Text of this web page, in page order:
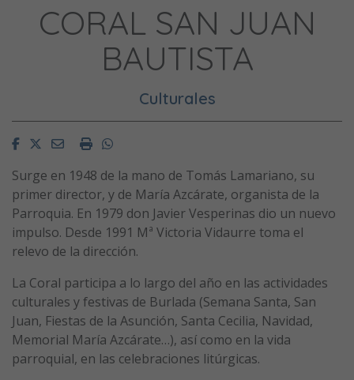
CORAL SAN JUAN
BAUTISTA
Culturales
FacebookTwitterEmailImprimirWhatsapp
Surge en 1948 de la mano de Tomás Lamariano, su
primer director, y de María Azcárate, organista de la
Parroquia. En 1979 don Javier Vesperinas dio un nuevo
impulso. Desde 1991 Mª Victoria Vidaurre toma el
relevo de la dirección.
La Coral participa a lo largo del año en las actividades
culturales y festivas de Burlada (Semana Santa, San
Juan, Fiestas de la Asunción, Santa Cecilia, Navidad,
Memorial María Azcárate…), así como en la vida
parroquial, en las celebraciones litúrgicas.